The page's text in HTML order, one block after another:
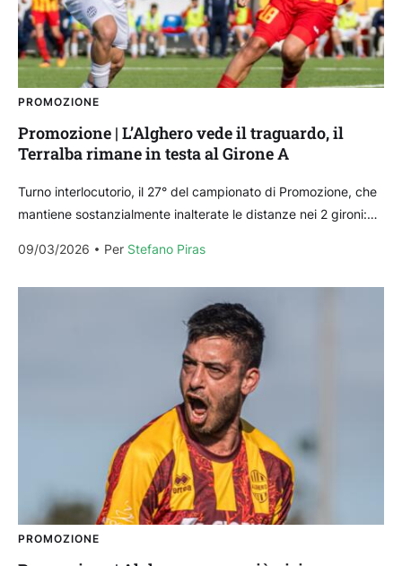
PROMOZIONE
Promozione | L’Alghero vede il traguardo, il
Terralba rimane in testa al Girone A
Turno interlocutorio, il 27° del campionato di Promozione, che
mantiene sostanzialmente inalterate le distanze nei 2 gironi:
09/03/2026
Per Stefano Piras
PROMOZIONE